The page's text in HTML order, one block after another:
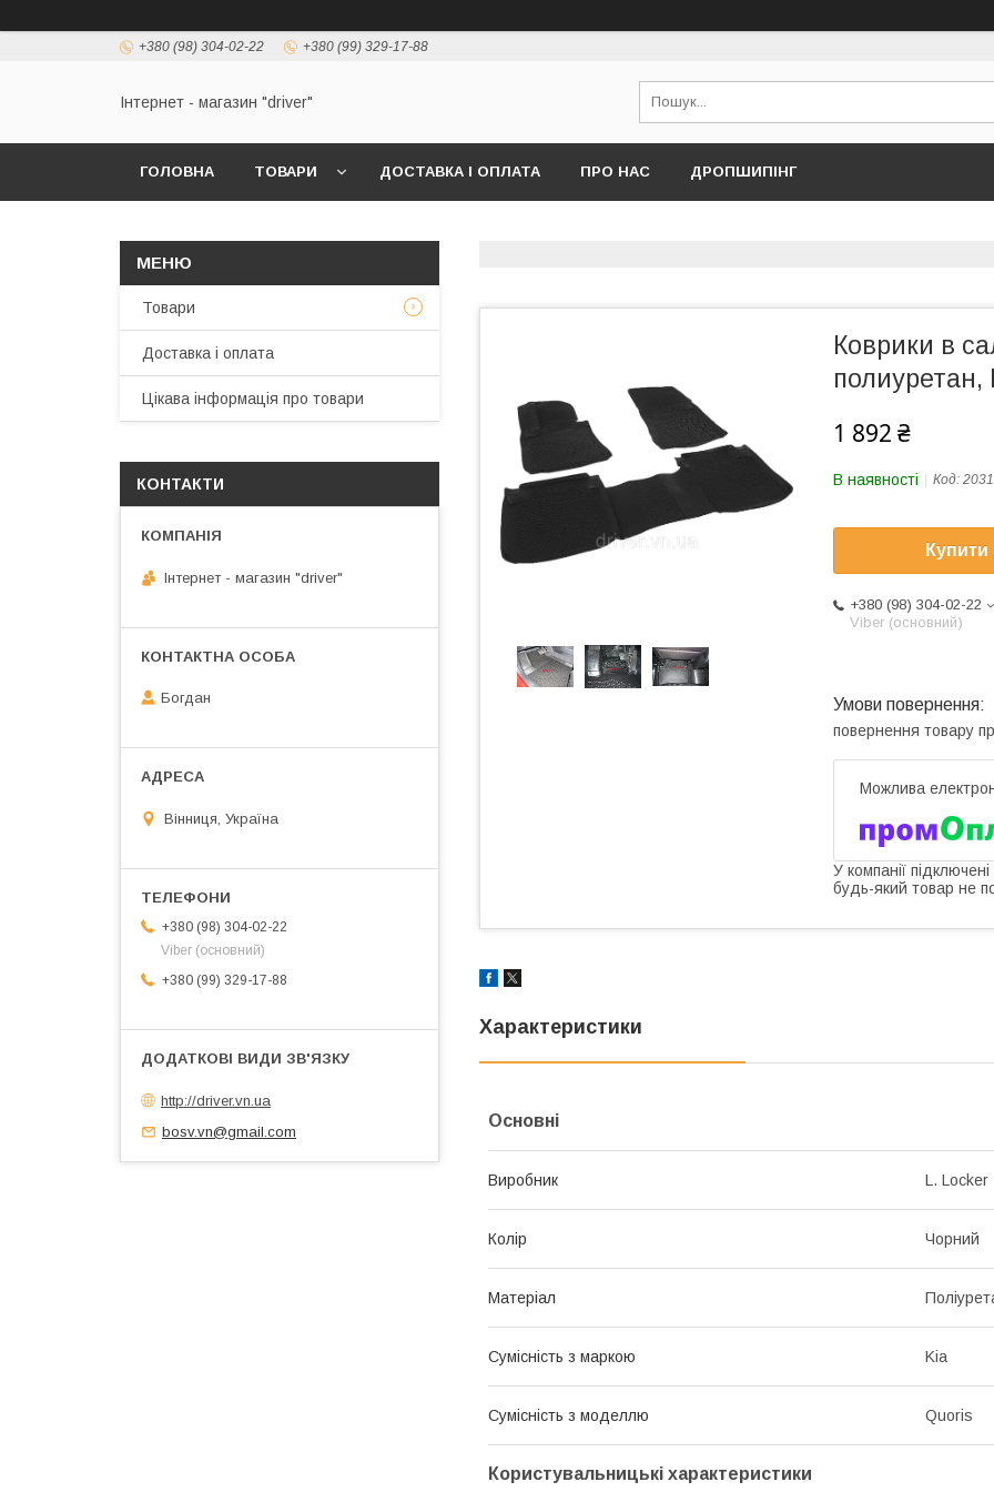
+380 (98) 304-02-22 +380 (99) 329-17-88
Інтернет - магазин "driver"
ГОЛОВНА ТОВАРИ ДОСТАВКА І ОПЛАТА ПРО НАС ДРОПШИПІНГ
Коврики в
полиуретан,
1 892 ₴
В наявності Код:
Купити
+380 (98) 304-02-22
Viber (основний)
повернення товару
У компанії
будь-який товар не
Характеристики
Основні
Виробник L. Locker
Колір Чорний
Матеріал
Сумісність з маркою Kia
Сумісність з моделлю Quoris
Користувальницькі характеристики
Товари
Доставка і оплата
Цікава інформація про товари
КОНТАКТИ
Інтернет - магазин "driver"
Богдан
Вінниця, Україна
+380 (98) 304-02-22
Viber (основний)
+380 (99) 329-17-88
http://driver.vn.ua
bosv.vn@gmail.com